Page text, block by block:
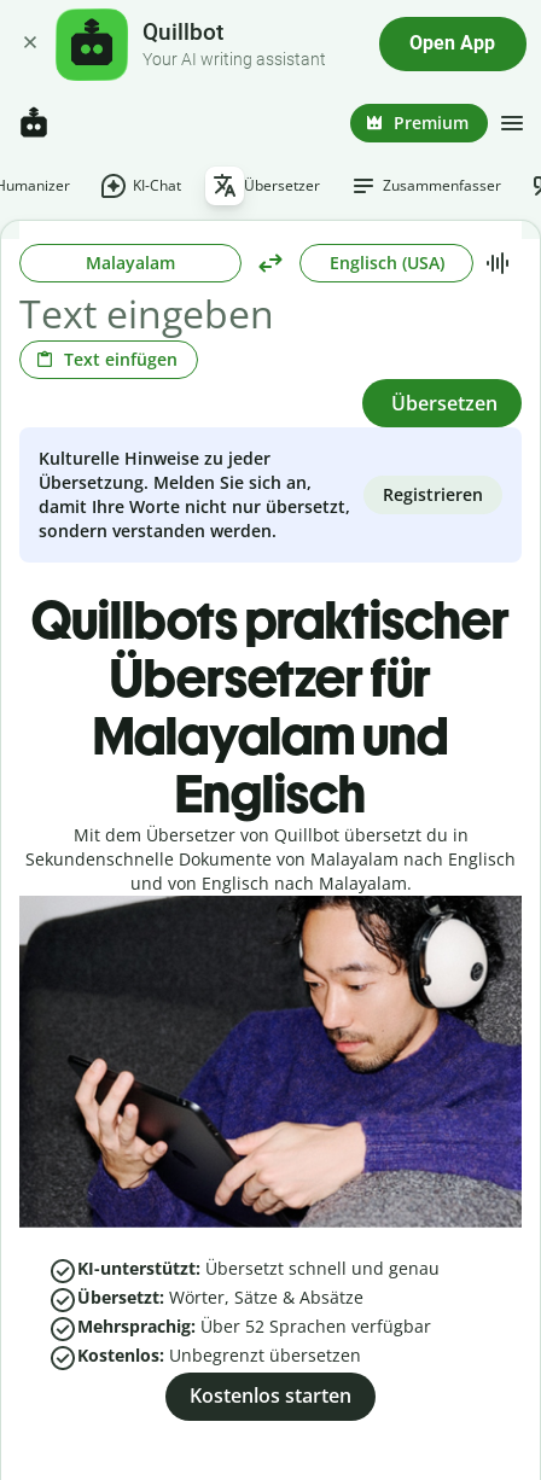
Quillbot
Your AI writing assistant
Open App
Premium
KI-Chat Übersetzer Zusammenfasser
Malayalam Englisch (USA)
Text einfügen
Übersetzen
Kulturelle Hinweise zu jeder
Übersetzung. Melden Sie sich an,
damit Ihre Worte nicht nur übersetzt,
sondern verstanden werden.
Registrieren
Quillbots praktischer
Übersetzer für
Malayalam und
Englisch
Mit dem Übersetzer von Quillbot übersetzt du in
Sekundenschnelle Dokumente von Malayalam nach Englisch
und von Englisch nach Malayalam.
KI-unterstützt: Übersetzt schnell und genau
Übersetzt: Wörter, Sätze & Absätze
Mehrsprachig: Über 52 Sprachen verfügbar
Kostenlos: Unbegrenzt übersetzen
Kostenlos starten